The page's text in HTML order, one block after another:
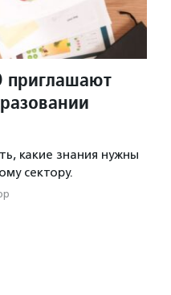
приглашают
какие знания нужны
сектору.